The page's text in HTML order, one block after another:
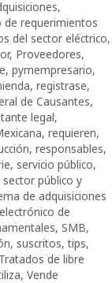
,
de requerimientos
del sector eléctrico,
, Proveedores,
, pymempresario,
, registrase,
de Causantes,
legal,
, requieren,
, responsables,
, servicio público,
sector público y
de adquisiciones
de
, SMB,
, suscritos,tips,
Tratados de libre
, Vende